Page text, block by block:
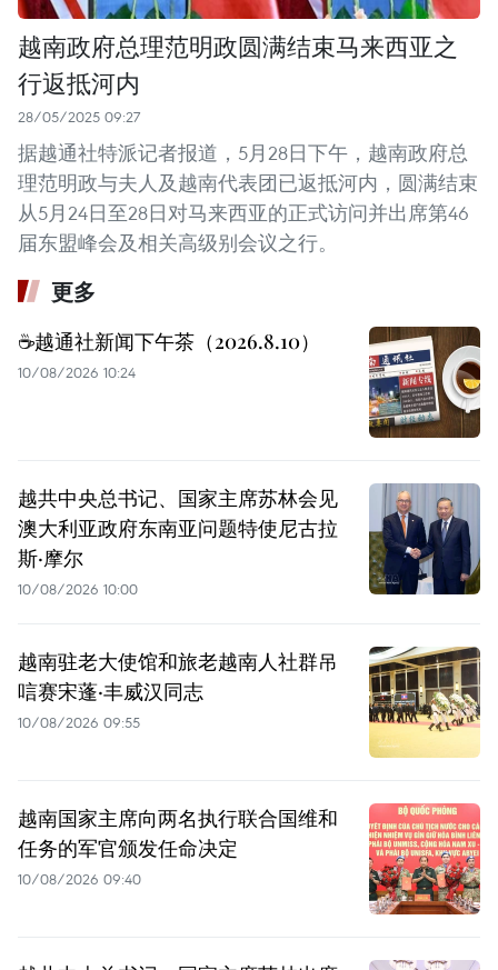
越南政府总理范明政圆满结束马来西亚之
行返抵河内
28/05/2025 09:27
据越通社特派记者报道，5月28日下午，越南政府总
理范明政与夫人及越南代表团已返抵河内，圆满结束
从5月24日至28日对马来西亚的正式访问并出席第46
届东盟峰会及相关高级别会议之行。
更多
☕️越通社新闻下午茶（2026.8.10）
10/08/2026 10:24
越共中央总书记、国家主席苏林会见
澳大利亚政府东南亚问题特使尼古拉
斯·摩尔
10/08/2026 10:00
越南驻老大使馆和旅老越南人社群吊
唁赛宋蓬·丰威汉同志
10/08/2026 09:55
越南国家主席向两名执行联合国维和
任务的军官颁发任命决定
10/08/2026 09:40